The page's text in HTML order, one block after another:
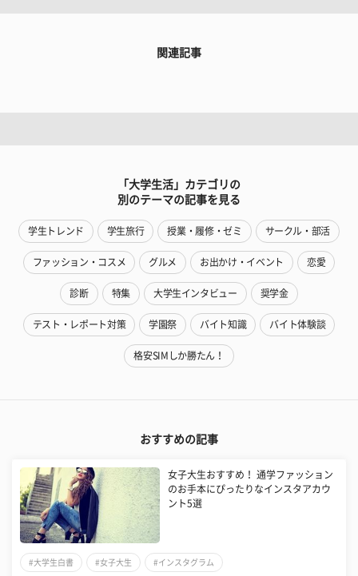
関連記事
「大学生活」カテゴリの
別のテーマの記事を見る
学生トレンド 学生旅行 授業・履修・ゼミ サークル・部活
ファッション・コスメ グルメ お出かけ・イベント 恋愛
診断 特集 大学生インタビュー 奨学金
テスト・レポート対策 学園祭 バイト知識 バイト体験談
格安SIMしか勝たん！
おすすめの記事
女子大生おすすめ！ 通学ファッション
のお手本にぴったりなインスタアカウ
ント5選
#大学生白書 #女子大生 #インスタグラム